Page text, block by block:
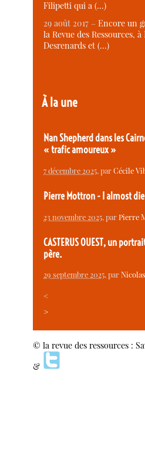
Filipetti qui a (…)
29 août 2017 –Encore un
la Revue des Ressources, à
Desrenards et (…)
À la une
Nan Shepherd dans les
« trafic amoureux »
7 décembre 2025, parCécile
Pierre Mottron - I almost
23 novembre 2025, parPierre
CASTERUS OUEST, un
père.
29 septembre 2025, par
<
>
© la revue des ressources :
&